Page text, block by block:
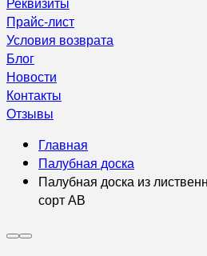
Прайс-лист
Условия возврата
Блог
Новости
Контакты
Отзывы
Главная
Палубная доска
Палубная доска из
сорт АВ